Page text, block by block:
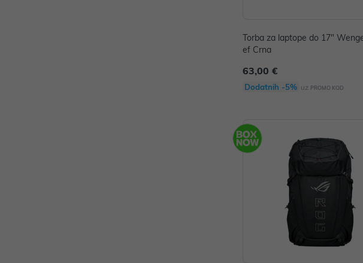
Torba za laptope do 17" Wenger XE Bri
ef Crna
63,00 €
Dodatnih -5% uz PROMO KOD